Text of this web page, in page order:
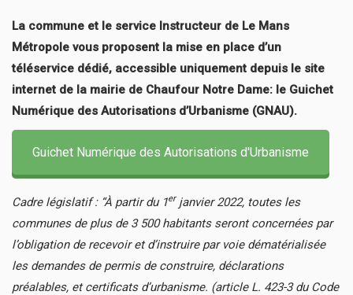
La commune et le service Instructeur de Le Mans
Métropole vous proposent la mise en place d’un
téléservice dédié, accessible uniquement depuis le site
internet de la mairie de Chaufour Notre Dame: le Guichet
Numérique des Autorisations d’Urbanisme (GNAU).
Guichet Numérique des Autorisations d'Urbanisme
Cadre législatif : “À partir du 1erjanvier 2022, toutes les
communes de plus de 3 500 habitants seront concernées par
l’obligation de recevoir et d’instruire par voie dématérialisée
les demandes de permis de construire, déclarations
préalables, et certificats d’urbanisme. (article L. 423-3 du Code